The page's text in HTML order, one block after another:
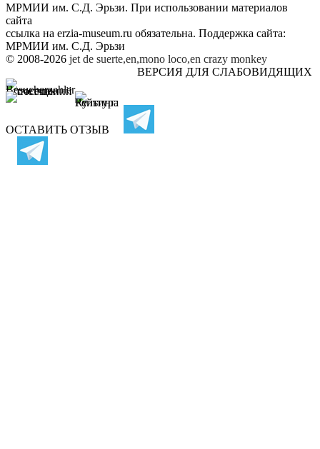
МРМИИ им. С.Д. Эрьзи. При использовании материалов
сайта
ссылка на erzia-museum.ru обязательна. Поддержка сайта:
МРМИИ им. С.Д. Эрьзи
© 2008-2026 jet de suerte,en,mono loco,en crazy monkey
ВЕРСИЯ ДЛЯ СЛАБОВИДЯЩИХ
ОСТАВИТЬ ОТЗЫВ